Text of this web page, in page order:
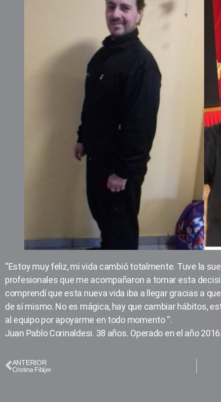
“Estoy muy feliz, mi vida cambió totalmente. Tuve la
profesionales que me acompañaron a tomar esta
comprendí que esta nueva vida iba a llegar gracias a
de sí mismo. No es mágica, hay que cambiar hábitos,
al equipo por apoyarme en todo momento “.
Juan Pablo Corinaldesi. 38 años. Operado en el año
ANTERIOR
Cristina Fibijer